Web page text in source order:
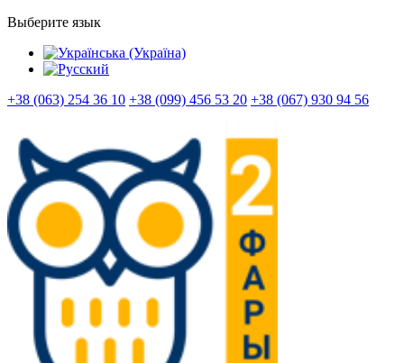
Выберите язык
+38 (063) 254 36 10 +38 (099) 456 53 20 +38 (067) 930 94 56